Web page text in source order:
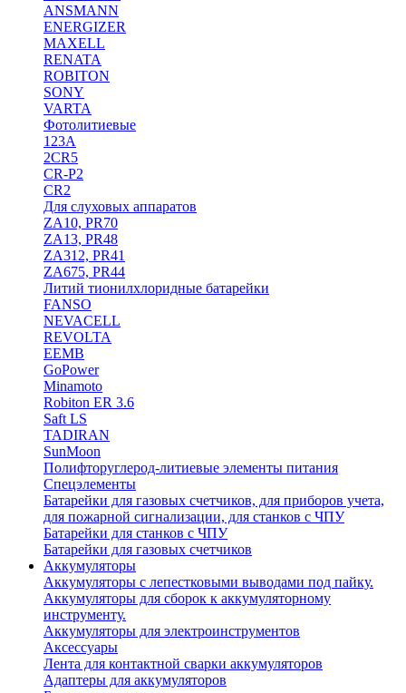
ANSMANN
ENERGIZER
MAXELL
RENATA
ROBITON
SONY
VARTA
Фотолитиевые
123A
2CR5
CR-P2
CR2
Для слуховых аппаратов
ZA10, PR70
ZA13, PR48
ZA312, PR41
ZA675, PR44
Литий тионилхлоридные батарейки
FANSO
NEVACELL
REVOLTA
EEMB
GoPower
Minamoto
Robiton ER 3.6
Saft LS
TADIRAN
SunMoon
Полифторуглерод-литиевые элементы питания
Спецэлементы
Батарейки для газовых счетчиков, для приборов учета,
для пожарной сигнализации, для станков с ЧПУ
Батарейки для станков с ЧПУ
Батарейки для газовых счетчиков
Аккумуляторы
Аккумуляторы с лепестковыми выводами под пайку.
Аккумуляторы для сборок к аккумуляторному
инструменту.
Аккумуляторы для электроинструментов
Аксессуары
Лента для контактной сварки аккумуляторов
Адаптеры для аккумуляторов